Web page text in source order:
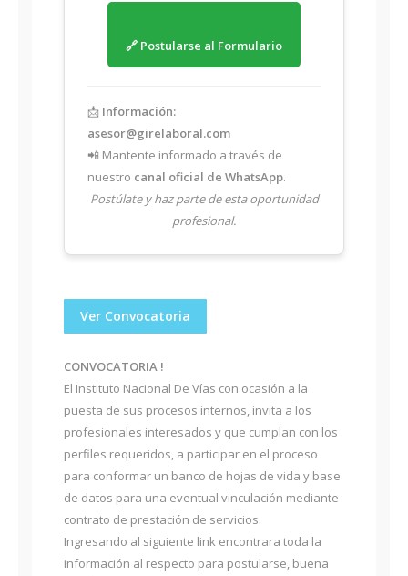
🔗 Postularse al Formulario
📩 Información:
asesor@girelaboral.com
📲 Mantente informado a través de
nuestro canal oficial de WhatsApp.
Postúlate y haz parte de esta oportunidad
profesional.
Ver Convocatoria
CONVOCATORIA !
El Instituto Nacional De Vías con ocasión a la
puesta de sus procesos internos, invita a los
profesionales interesados y que cumplan con los
perfiles requeridos, a participar en el proceso
para conformar un banco de hojas de vida y base
de datos para una eventual vinculación mediante
contrato de prestación de servicios.
Ingresando al siguiente link encontrara toda la
información al respecto para postularse, buena